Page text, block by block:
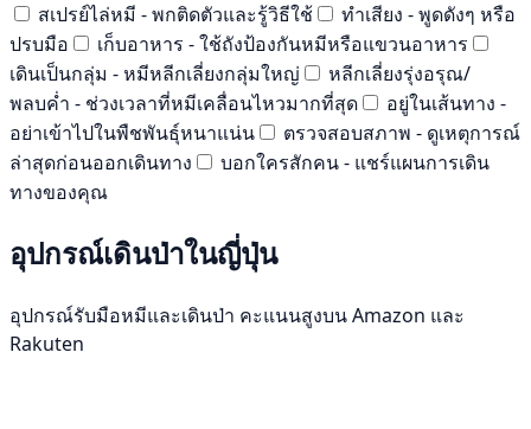
สเปรย์ไล่หมี - พกติดตัวและรู้วิธีใช้
ทำเสียง - พูดดังๆ หรือ
ปรบมือ
เก็บอาหาร - ใช้ถังป้องกันหมีหรือแขวนอาหาร
เดินเป็นกลุ่ม - หมีหลีกเลี่ยงกลุ่มใหญ่
หลีกเลี่ยงรุ่งอรุณ/
พลบค่ำ - ช่วงเวลาที่หมีเคลื่อนไหวมากที่สุด
อยู่ในเส้นทาง -
อย่าเข้าไปในพืชพันธุ์หนาแน่น
ตรวจสอบสภาพ - ดูเหตุการณ์
ล่าสุดก่อนออกเดินทาง
บอกใครสักคน - แชร์แผนการเดิน
ทางของคุณ
อุปกรณ์เดินป่าในญี่ปุ่น
อุปกรณ์รับมือหมีและเดินป่า คะแนนสูงบน Amazon และ
Rakuten